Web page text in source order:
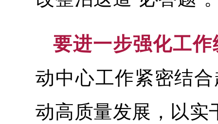
要进一步强化工
动中心工作紧密结
动高质量发展，以实